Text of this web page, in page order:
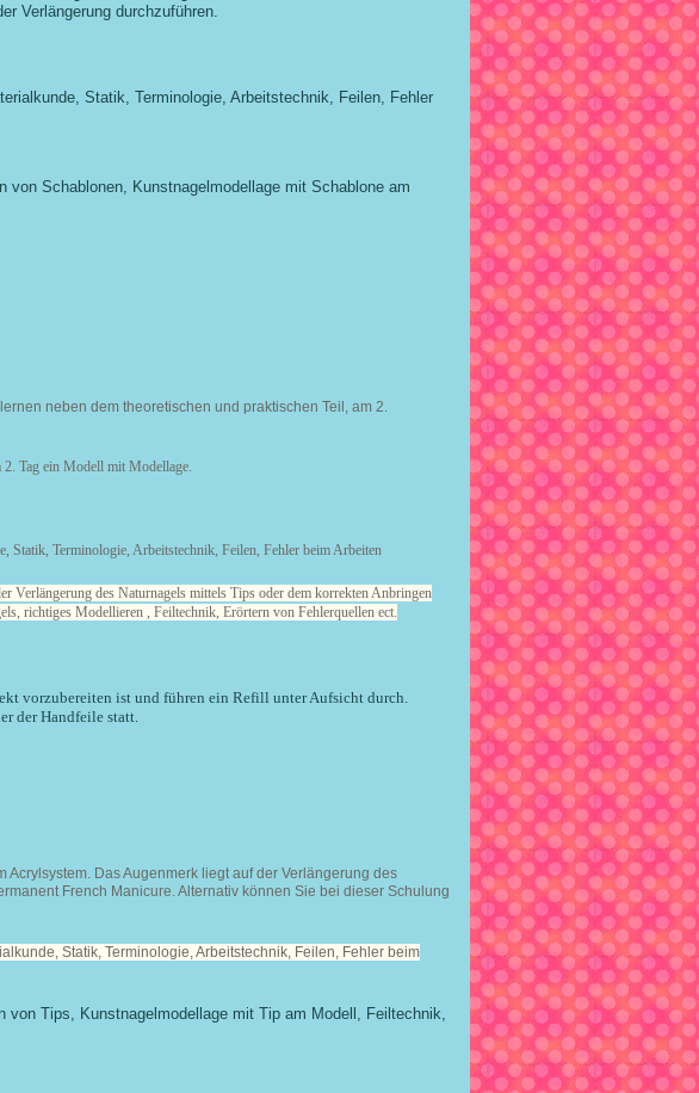
Verlängerung durchzuführen.
Statik, Terminologie, Arbeitstechnik, Feilen, Fehler
von Schablonen, Kunstnagelmodellage mit Schablone am
neben dem theoretischen und praktischen Teil, am 2.
Tag ein Modell mit Modellage.
Statik, Terminologie, Arbeitstechnik, Feilen, Fehler beim Arbeiten
Verlängerung des Naturnagels mittels Tips oder dem korrekten Anbringen
richtiges Modellieren , Feiltechnik, Erörtern von Fehlerquellen ect.
vorzubereiten ist und führen ein Refill unter Aufsicht durch.
der Handfeile statt.
Das Augenmerk liegt auf der Verlängerung des
French Manicure. Alternativ können Sie bei dieser Schulung
Statik, Terminologie, Arbeitstechnik, Feilen, Fehler beim
von Tips, Kunstnagelmodellage mit Tip am Modell, Feiltechnik,